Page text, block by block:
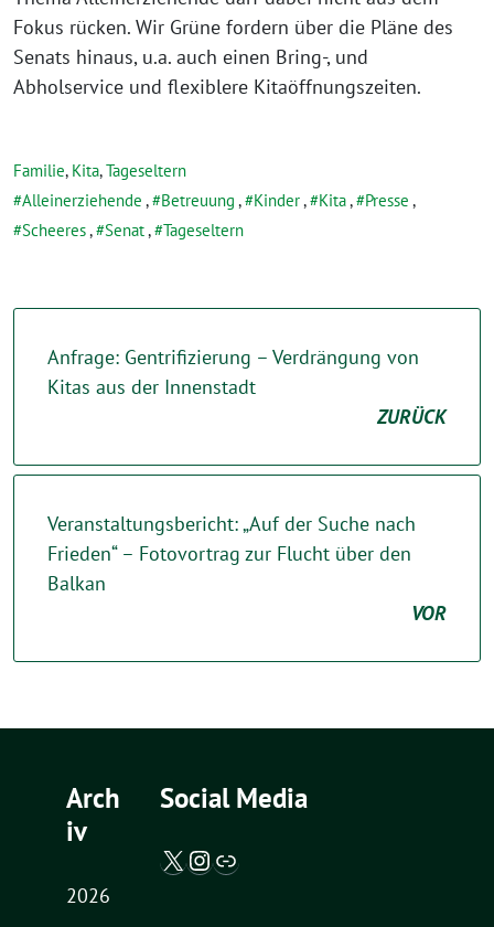
Fokus rücken. Wir Grüne fordern über die Pläne des
Senats hinaus, u.a. auch einen Bring-, und
Abholservice und flexiblere Kitaöffnungszeiten.
Familie, Kita,Tageseltern
Alleinerziehende , Betreuung , Kinder, Kita, Presse ,
Scheeres, Senat, Tageseltern
Anfrage: Gentrifizierung – Verdrängung von
Kitas aus der Innenstadt
ZURÜCK
Veranstaltungsbericht: „Auf der Suche nach
Frieden“ – Fotovortrag zur Flucht über den
Balkan
VOR
Arch
iv
2026
Social Media
X / Twitter
Instagram
Abgeordnetenwatch